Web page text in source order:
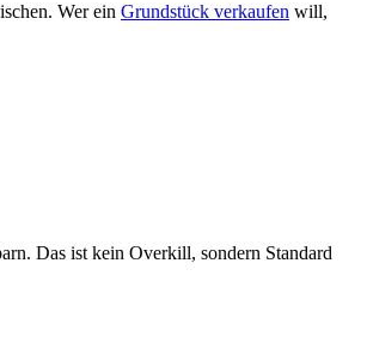
Wer ein Grundstück verkaufen will,
Das ist kein Overkill, sondern Standard